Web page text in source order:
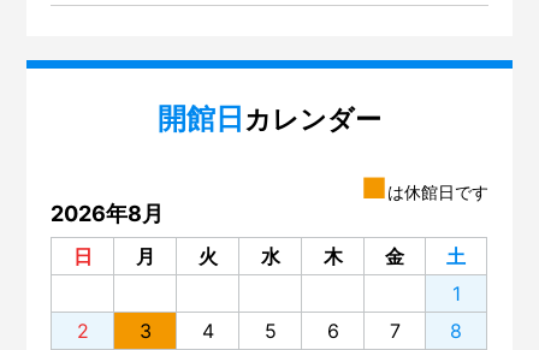
開館日 カレンダー
■は休館日です
2026年8月
日 月 火 水 木 金
土
1
2
3 4 5 6 7
8